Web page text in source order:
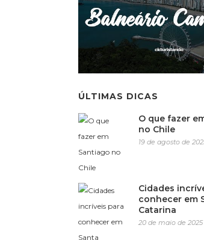
ÚLTIMAS DICAS
O que fazer
no Chile
19 de agosto de
Cidades
conhecer em
Catarina
20 de maio de 2025